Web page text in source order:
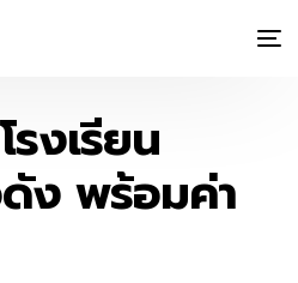
รงเรียน
ง พร้อมค่า